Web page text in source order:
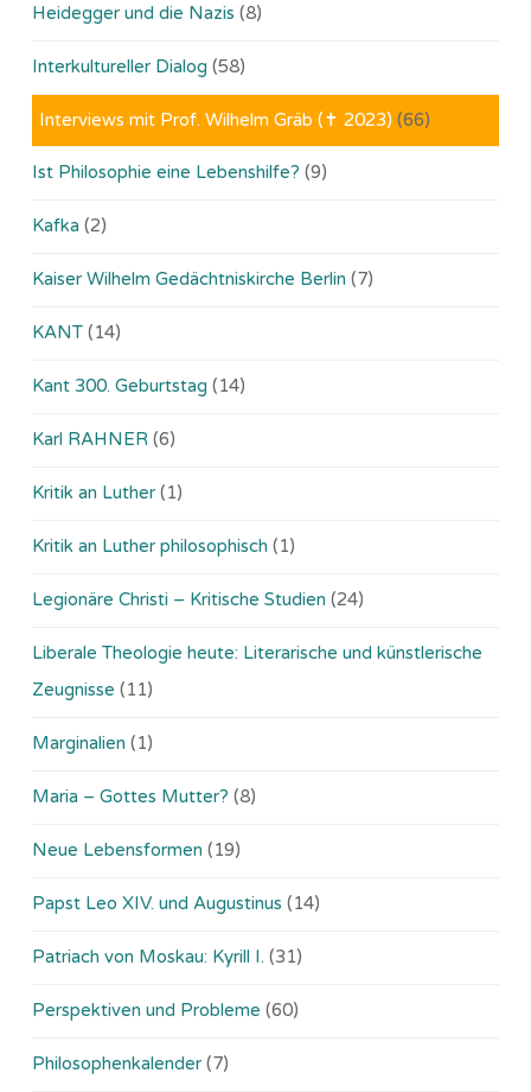
Heidegger und die Nazis (8)
Interkultureller Dialog (58)
Interviews mit Prof. Wilhelm Gräb (✝ 2023) (66)
Ist Philosophie eine Lebenshilfe? (9)
Kafka (2)
Kaiser Wilhelm Gedächtniskirche Berlin (7)
KANT (14)
Kant 300. Geburtstag (14)
Karl RAHNER (6)
Kritik an Luther (1)
Kritik an Luther philosophisch (1)
Legionäre Christi – Kritische Studien (24)
Liberale Theologie heute: Literarische und künstlerische
Zeugnisse (11)
Marginalien (1)
Maria – Gottes Mutter? (8)
Neue Lebensformen (19)
Papst Leo XIV. und Augustinus (14)
Patriach von Moskau: Kyrill I. (31)
Perspektiven und Probleme (60)
Philosophenkalender (7)